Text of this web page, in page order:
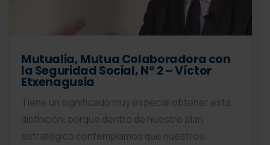
Mutualia, Mutua Colaboradora con
la Seguridad Social, Nº 2 – Víctor
Etxenagusia
Tiene un significado muy especial obtener esta
distinción, porque dentro de nuestro plan
estratégico contemplamos que nuestros